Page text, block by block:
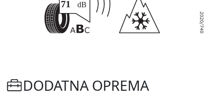
DODATNA OPREMA